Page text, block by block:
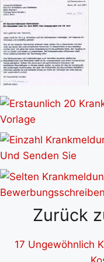
Zurück
17 Ungewöhnlich